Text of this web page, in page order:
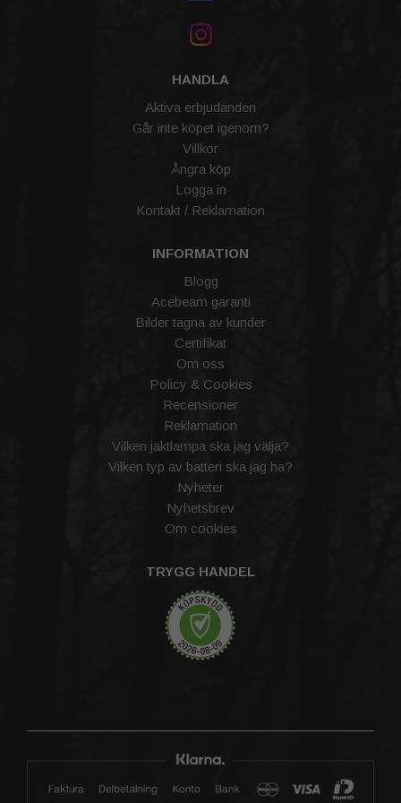
HANDLA
Aktiva erbjudanden
Går inte köpet igenom?
Villkor
Ångra köp
Logga in
Kontakt / Reklamation
INFORMATION
Blogg
Acebeam garanti
Bilder tagna av kunder
Certifikat
Om oss
Policy & Cookies
Recensioner
Reklamation
Vilken jaktlampa ska jag välja?
Vilken typ av batteri ska jag ha?
Nyheter
Nyhetsbrev
Om cookies
TRYGG HANDEL